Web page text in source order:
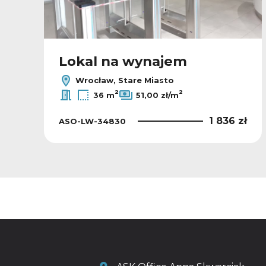
Lokal na wynajem
Wrocław, Stare Miasto
36 m2 51,00 zł/m2
ASO-LW-34830 1 836 zł